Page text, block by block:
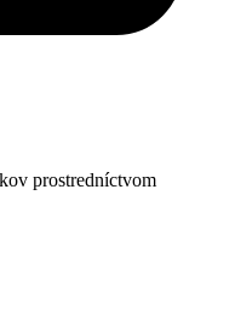
prostredníctvom